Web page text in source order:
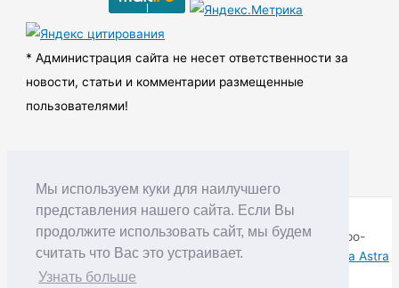
Мы используем куки для наилучшего
представления нашего сайта. Если Вы
продолжите использовать сайт, мы будем
считать что Вас это устраивает.
Узнать больше
ы
* Администрация сайта не несет ответственности за
новости, статьи и комментарии размещенные
пользователями!
Copyright © RUDNIK.MOBI 28.06.2008 - 2026 | Северо-
Енисейский округ Красноярского края | Powered by
Тема Astra